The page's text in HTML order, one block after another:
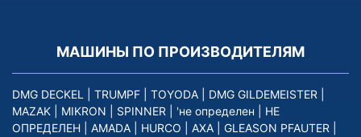
МАШИНЫ ПО ПРОИЗВОДИТЕЛЯМ
DMG DECKEL TRUMPF TOYODA DMG GILDEMEISTER
MAZAK
MIKRON SPINNER 'не определен
НЕ
ОПРЕДЕЛЕН
AMADA HURCO AXA GLEASON PFAUTER